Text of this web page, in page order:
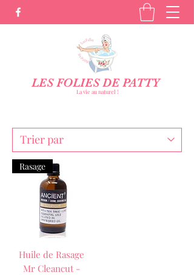
LES FOLIES DE PATTY
La vie au naturel !
Rasage
Huile de Rasage
Mr Cleancut -